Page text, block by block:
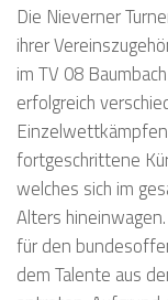
Die Nieverner
ihrer
im TV 08
erfolgreich
fortgeschrittene
welches sich im
Alters
für den
dem Talente aus